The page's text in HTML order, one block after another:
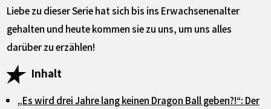
Liebe zu dieser Serie hat sich bis ins Erwachsenenalter
gehalten und heute kommen sie zu uns, um uns alles
darüber zu erzählen!
Inhalt
„Es wird drei Jahre lang keinen Dragon Ball geben?!“: Der